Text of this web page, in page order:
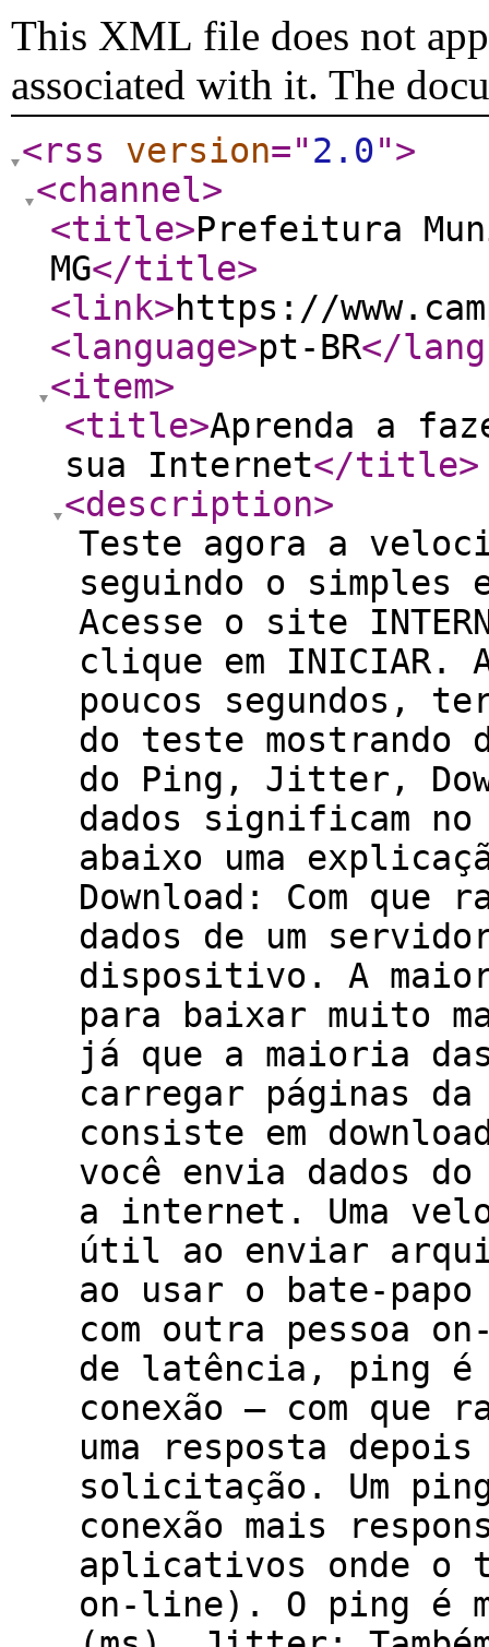
This XML file does not
associated with it. The
<rss version="2.0">
<channel>
<title>Prefeitura
MG</title>
<link>https://
<language>pt-BR</
<item>
<title>Aprenda a
sua Internet</title>
<description>
Teste agora a
seguindo o
Acesse o site
clique em
poucos segundos,
do teste mostrando
do Ping, Jitter,
dados significam no
abaixo uma
Download: Com
dados de um
dispositivo. A
para baixar muito
já que a maioria
carregar páginas
consiste em
você envia dados
a internet. Uma
útil ao enviar
ao usar o bate-
com outra pessoa
de latência, ping é
conexão – com que
uma resposta
solicitação. Um
conexão mais
aplicativos onde o
on-line). O ping é